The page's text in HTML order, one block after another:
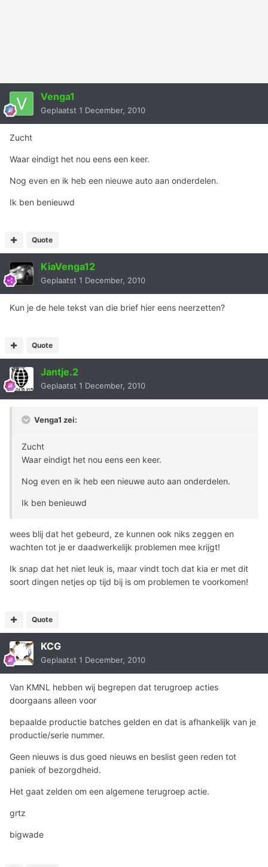
Venga1
Geplaatst 1 December, 2010
Zucht
Waar eindigt het nou eens een keer.
Nog even en ik heb een nieuwe auto aan onderdelen.
Ik ben benieuwd
Quote
KiaVenga12
Geplaatst 1 December, 2010
Kun je de hele tekst van die brief hier eens neerzetten?
Quote
Jantje.2
Geplaatst 1 December, 2010
Venga1 zei:
Zucht
Waar eindigt het nou eens een keer.
Nog even en ik heb een nieuwe auto aan onderdelen.
Ik ben benieuwd
wees blij dat het gebeurd, ze kunnen ook niks zeggen en
wachten tot je er daadwerkelijk problemen mee krijgt!
Ik snap dat het niet leuk is, maar vindt toch dat kia er met dit
soort dingen netjes op tijd bij is om problemen te voorkomen!
Quote
KCG
Geplaatst 1 December, 2010
Van KMNL hebben wij begrepen dat terugroep acties
doorgaans alleen voor
bepaalde productie batches gelden en dat is afhankelijk van je
productie/serie nummer.
Geen nieuws is dus goed nieuws en beslist geen reden tot
paniek of bezorgdheid.
Het gaat zelden om een algemene terugroep actie.
grtz
bigwade